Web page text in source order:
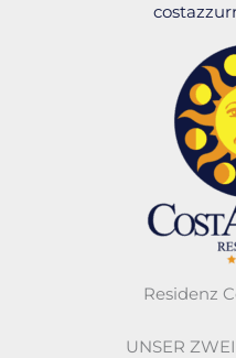
Residenz
UNSER